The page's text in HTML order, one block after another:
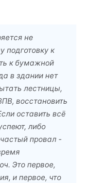
не
подготовку к
к бумажной
в здании нет
лестницы,
восстановить
оставить всё
либо
провал -
Это первое,
и первое, что